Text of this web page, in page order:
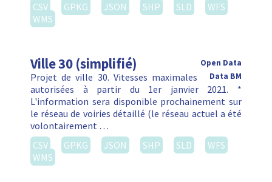
CSV
GPKG JSON SHP SLD
WFS
WMS
Ville 30 (simplifié)
Open Data
Data BM
Projet de ville 30. Vitesses maximales
autorisées à partir du 1er janvier 2021. *
L'information sera disponible prochainement sur
le réseau de voiries détaillé (le réseau actuel a été
volontairement …
CSV
GPKG JSON SHP SLD
WFS
WMS